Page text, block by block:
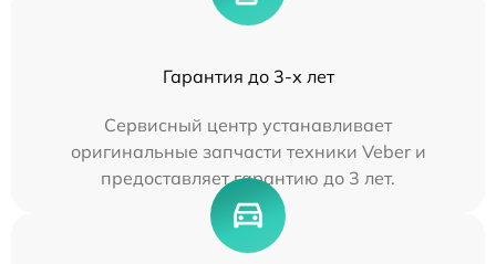
Гарантия до 3-х лет
Сервисный центр устанавливает
оригинальные запчасти техники Veber и
предоставляет гарантию до 3 лет.